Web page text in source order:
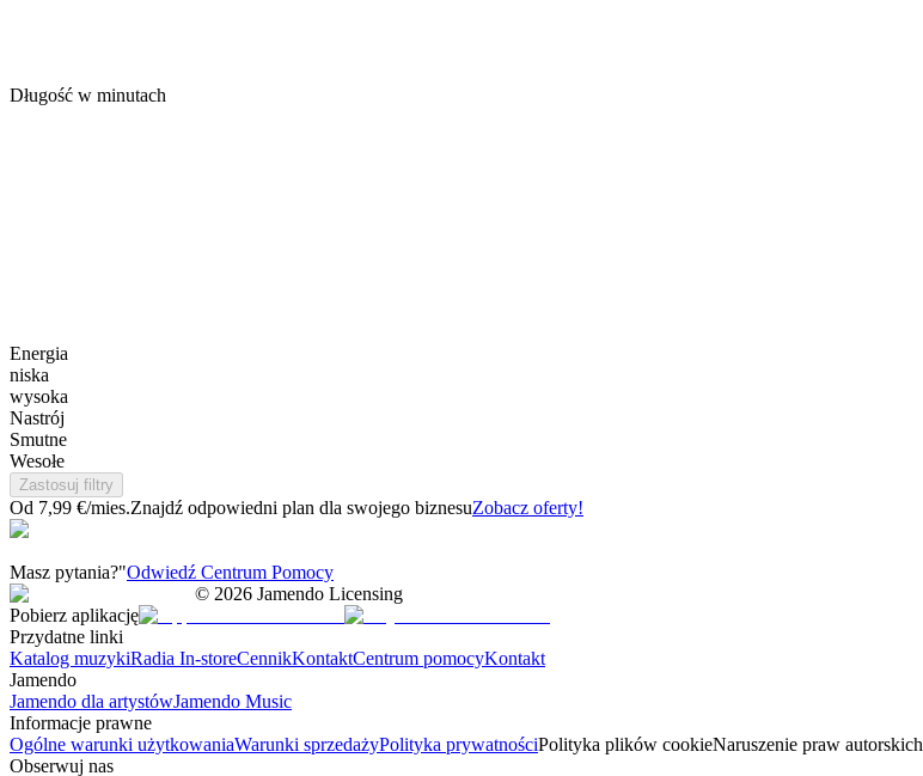
Długość w minutach
Energia
niska
wysoka
Nastrój
Smutne
Wesołe
Zastosuj filtry
Od 7,99 €/mies.Znajdź odpowiedni plan dla swojego biznesuZobacz oferty!
Masz pytania?"Odwiedź Centrum Pomocy
© 2026 Jamendo Licensing
Pobierz aplikację
Przydatne linki
Katalog muzykiRadia In-storeCennikKontaktCentrum pomocyKontakt
Jamendo
Jamendo dla artystówJamendo Music
Informacje prawne
Ogólne warunki użytkowaniaWarunki sprzedażyPolityka prywatnościPolityka plików cookieNaruszenie praw autorskich
Obserwuj nas